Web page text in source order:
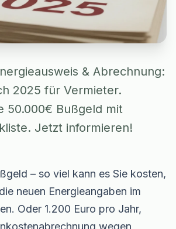
& Abrechnung:
2025 für Vermieter.
50.000€ Bußgeld mit
Jetzt informieren!
– so viel kann es Sie kosten,
neuen Energieangaben im
Oder 1.200 Euro pro Jahr,
wegen